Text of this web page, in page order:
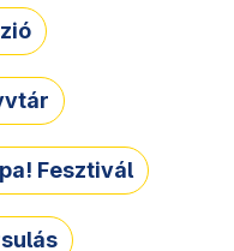
Fesztivál